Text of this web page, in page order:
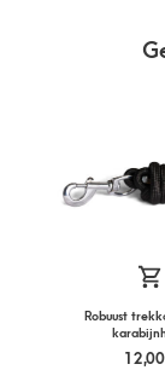
Robuust
12,00